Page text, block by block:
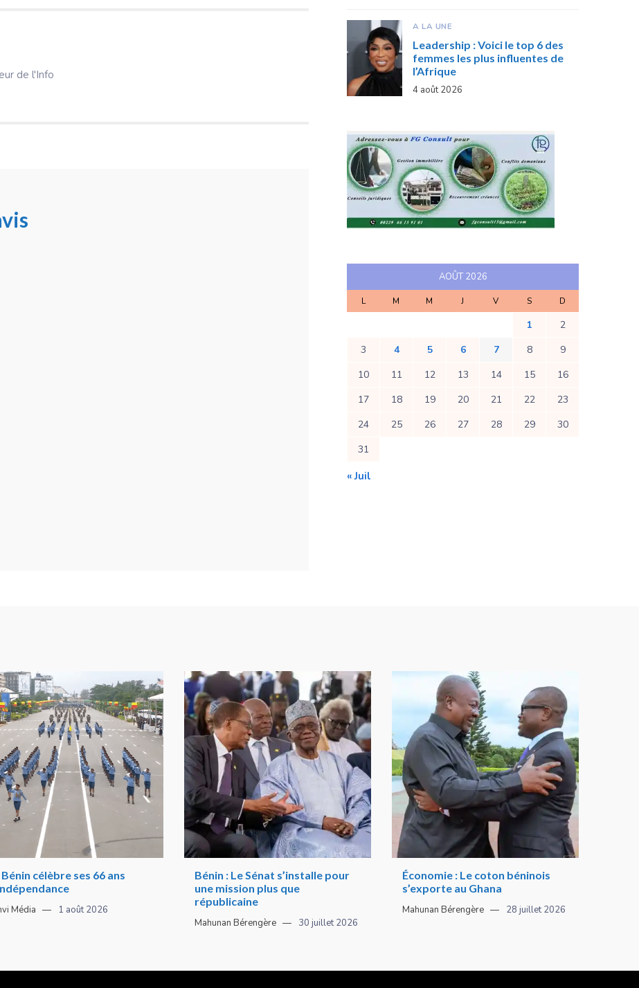
de l'Info
A LA UNE
Leadership : Voici le top 6 des
femmes les plus influentes de
l’Afrique
4 août 2026
AOÛT 2026
L M M J V S D
1
2
3
4 5 6 7 8
9
10
11 12 13 14 15
16
17
18 19 20 21 22
23
24
25 26 27 28 29
30
31
« Juil
Bénin célèbre ses 66 ans
Média 1 août 2026
Bénin : Le Sénat s’installe pour
une mission plus que
républicaine
Mahunan Bérengère 30 juillet 2026
Économie : Le coton béninois
s’exporte au Ghana
Mahunan Bérengère 28 juillet 2026